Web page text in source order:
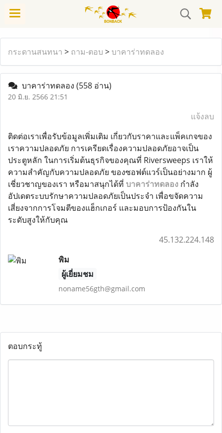
กระดานสนทนา > ถาม-ตอบ >บาคาร่าทดลอง
บาคาร่าทดลอง (558 อ่าน)
20 มิ.ย. 2566 21:51
แจ้งลบ
ติดต่อเราเพื่อรับข้อมูลเพิ่มเติม เกี่ยวกับราคาและแพ็คเกจของ
เราความปลอดภัย การเครียดเรื่องความปลอดภัยอาจเป็น
ประตูหลัก ในการเริ่มต้นธุรกิจของคุณที่ Riversweeps เราให้
ความสำคัญกับความปลอดภัย ของซอฟต์แวร์เป็นอย่างมาก ผู้
เชี่ยวชาญของเรา หรือมาสนุกได้ที่ บาคาร่าทดลอง กำลัง
อัปเดตระบบรักษาความปลอดภัยเป็นประจำ เพื่อขจัดความ
เสี่ยงจากการโจมตีของแฮ็กเกอร์ และมอบการป้องกันใน
ระดับสูงให้กับคุณ
45.132.224.148
พิม
ผู้เยี่ยมชม
noname56gth@gmail.com
ตอบกระทู้